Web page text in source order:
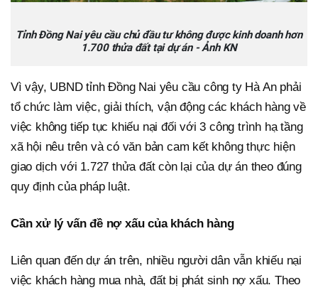
Tỉnh Đồng Nai yêu cầu chủ đầu tư không được kinh doanh hơn
1.700 thửa đất tại dự án - Ảnh KN
Vì vậy, UBND tỉnh Đồng Nai yêu cầu công ty Hà An phải
tổ chức làm việc, giải thích, vận động các khách hàng về
việc không tiếp tục khiếu nại đối với 3 công trình hạ tầng
xã hội nêu trên và có văn bản cam kết không thực hiện
giao dịch với 1.727 thửa đất còn lại của dự án theo đúng
quy định của pháp luật.
Cần xử lý vấn đề nợ xấu của khách hàng
Liên quan đến dự án trên, nhiều người dân vẫn khiếu nại
việc khách hàng mua nhà, đất bị phát sinh nợ xấu. Theo